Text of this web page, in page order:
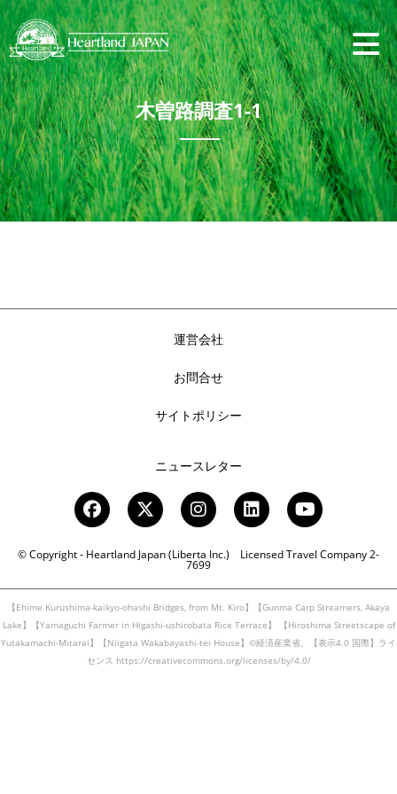
木曽路調査1-1
© Copyright - Heartland Japan (Liberta Inc.) Licensed Travel Company 2-
7699
運営会社
お問合せ
サイトポリシー
ニュースレター
【Ehime Kurushima-kaikyo-ohashi Bridges, from Mt. Kiro】【Gunma Carp Streamers, Akaya
Lake】【Yamaguchi Farmer in Higashi-ushirobata Rice Terrace】
【Hiroshima Streetscape of
Yutakamachi-Mitarai】【Niigata Wakabayashi-tei House】©経済産業省、【表示4.0 国際】ライ
センス https://creativecommons.org/licenses/by/4.0/